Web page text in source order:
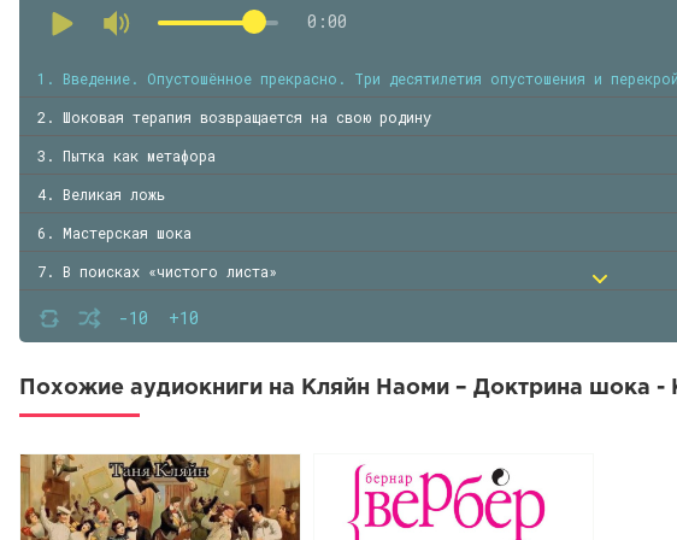
0:00
-10 +10
1. Введение. Опустошённое прекрасно. Три десятилетия опустошения и
2. Шоковая терапия возвращается на свою родину
3. Пытка как метафора
4. Великая ложь
6. Мастерская шока
7. В поисках «чистого листа»
8. Наука страха
9. Реконструкция не удалась
10. Глава 2. Ещё один Доктор-Шок. Милтон Фридман и поиски лаборатории
12. Уроки смены режима. Бразилия и Индонезия
13. Часть вторая. Первое испытание. Муки рождения. Глава 3. Государства в
Похожие аудиокниги на Кляйн Наоми – Доктрина шока -